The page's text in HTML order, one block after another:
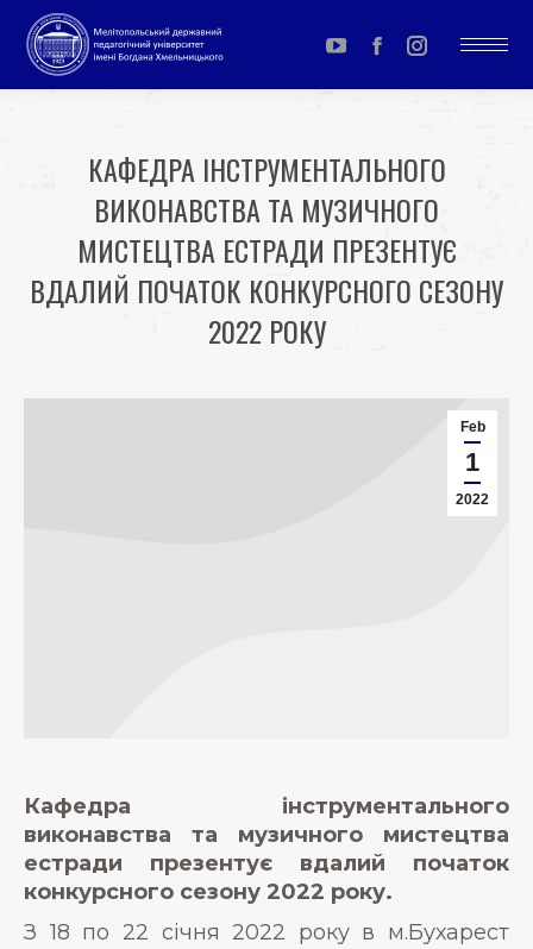
YouTube
page
in
new
window
Facebook
page
in
new
window
Instagram
page
in
new
window
КАФЕДРА ІНСТРУМЕНТАЛЬНОГО
ВИКОНАВСТВА ТА МУЗИЧНОГО
МИСТЕЦТВА ЕСТРАДИ ПРЕЗЕНТУЄ
ВДАЛИЙ ПОЧАТОК КОНКУРСНОГО СЕЗОНУ
2022 РОКУ
Feb
1
2022
Кафедра інструментального
виконавства та музичного мистецтва
естради презентує вдалий початок
конкурсного сезону 2022 року.
З 18 по 22 січня 2022 року в м.Бухарест